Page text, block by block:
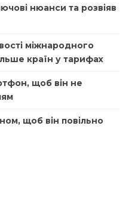
нюанси та розвіяв
міжнародного
країн у тарифах
щоб він не
щоб він повільно